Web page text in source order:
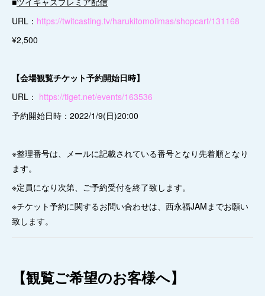
URL： https://twitcasting.tv/harukitomoiimas/shopcart/131168
¥2,500
【会場観覧チケット予約開始日時】
URL： https://tiget.net/events/163536
予約開始日時：2022/1/9(日)20:00
※整理番号は、メールに記載されている番号となり先着順となり
ます。
※定員になり次第、ご予約受付を終了致します。
※チケット予約に関するお問い合わせは、西永福JAMまでお願い
致します。
【観覧ご希望のお客様へ】